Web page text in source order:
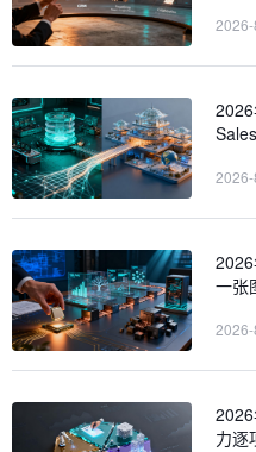
2026
一张
力逐